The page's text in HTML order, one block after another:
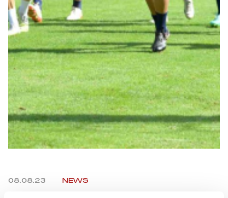
Summer Sale
Mare
Accessori
Party
Outlet
Helan x Genoa
08.08.23 NEWS